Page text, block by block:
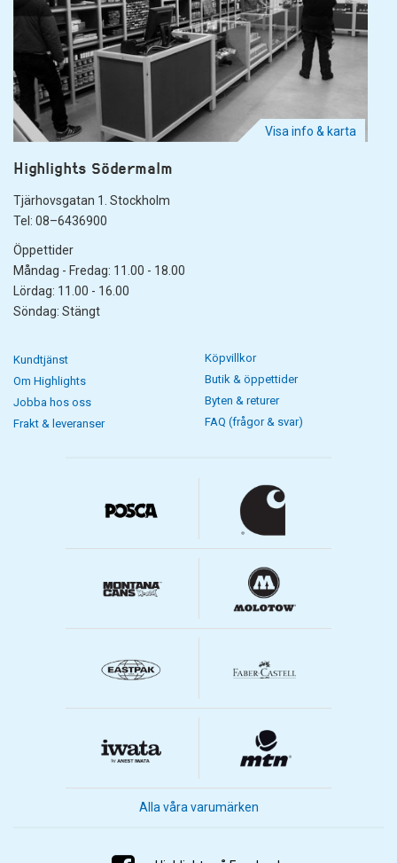
Visa info & karta
Highlights Södermalm
Tjärhovsgatan 1. Stockholm
Tel: 08–6436900
Öppettider
Måndag - Fredag: 11.00 - 18.00
Lördag: 11.00 - 16.00
Söndag: Stängt
Kundtjänst
Om Highlights
Jobba hos oss
Frakt & leveranser
Köpvillkor
Butik & öppettider
Byten & returer
FAQ (frågor & svar)
Alla våra varumärken